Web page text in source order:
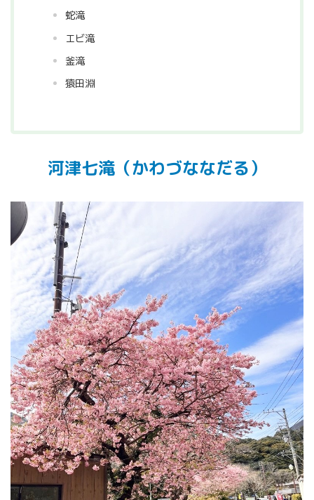
蛇滝
エビ滝
釜滝
猿田淵
河津七滝（かわづななだる）